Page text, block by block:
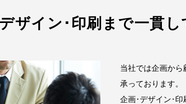
ザイン･印刷 まで一貫し
当社では企画から
承っております。
企画･デザイン･印